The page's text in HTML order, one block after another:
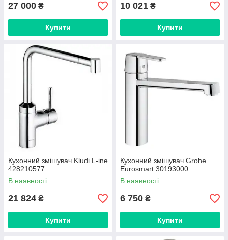
27 000 ₴
Купити
10 021 ₴
Купити
Кухонний змішувач Kludi L-ine
428210577
В наявності
21 824 ₴
Купити
Кухонний змішувач Grohe
Eurosmart 30193000
В наявності
6 750 ₴
Купити